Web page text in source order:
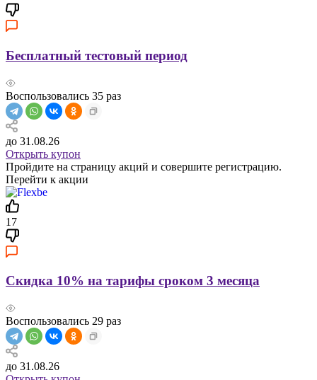
Бесплатный тестовый период
Воспользовались 35 раз
до 31.08.26
Открыть купон
Пройдите на страницу акций и совершите регистрацию.
Перейти к акции
17
Скидка 10% на тарифы сроком 3 месяца
Воспользовались 29 раз
до 31.08.26